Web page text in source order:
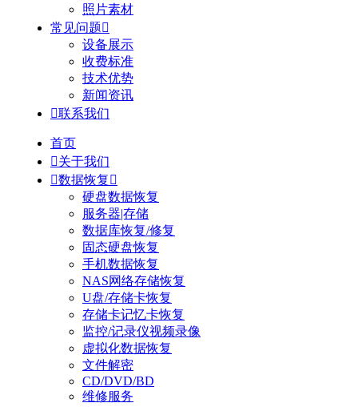
照片素材
常见问题
设备展示
收费标准
技术优势
新闻资讯
联系我们
首页
关于我们
数据恢复 
硬盘数据恢复
服务器|存储
数据库恢复/修复
固态硬盘恢复
手机数据恢复
NAS网络存储恢复
U盘/存储卡恢复
存储卡记忆卡恢复
监控/记录仪视频录像
虚拟化数据恢复
文件解密
CD/DVD/BD
维修服务